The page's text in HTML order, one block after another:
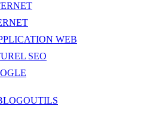
WEB
SEO
OUTILS